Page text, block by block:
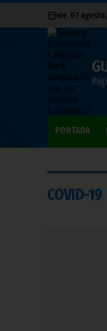
vie. 07 agosto,
PORTADA
COVID-19